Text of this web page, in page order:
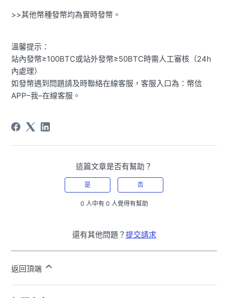
>>其他幣種發幣均為實時發幣。
溫馨提示：
站內發幣≥100BTC或站外發幣≥50BTC時需人工審核（24h
內處理）
如發幣遇到問題請及時聯絡在線客服，客服入口為：幣信
APP–我–在線客服。
這篇文章是否有幫助？
是 否
0 人中有 0 人覺得有幫助
還有其他問題？ 提交請求
返回頂端